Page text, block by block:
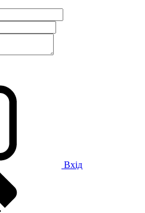
Вхід